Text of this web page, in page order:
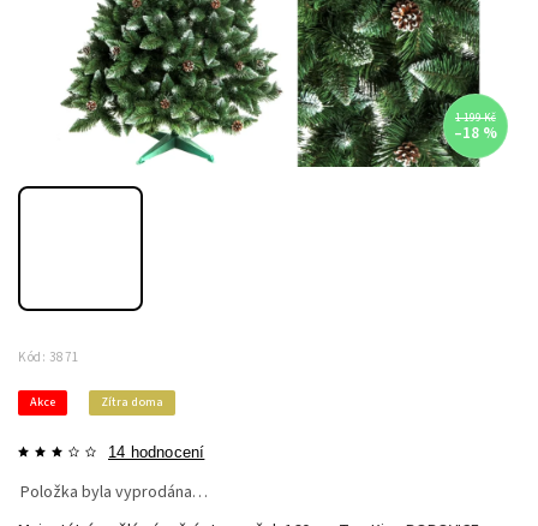
1 199 Kč
–18 %
Kód: 3871
Akce Zítra doma
14 hodnocení
Položka byla vyprodána…